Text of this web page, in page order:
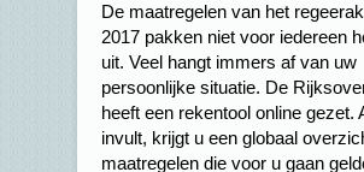
De maatregelen van het
2017 pakken niet voor iedereen
uit. Veel hangt immers af van uw
persoonlijke situatie. De
heeft een rekentool online gezet.
invult, krijgt u een globaal
maatregelen die voor u gaan